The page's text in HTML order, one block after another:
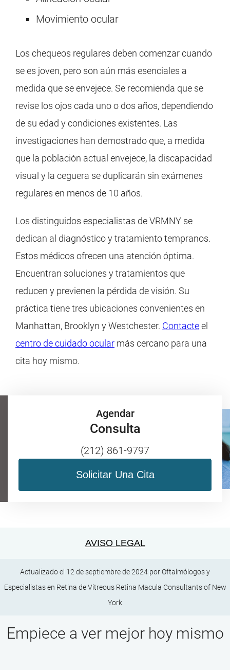
Movimiento ocular
Los chequeos regulares deben comenzar cuando
se es joven, pero son aún más esenciales a
medida que se envejece. Se recomienda que se
revise los ojos cada uno o dos años, dependiendo
de su edad y condiciones existentes. Las
investigaciones han demostrado que, a medida
que la población actual envejece, la discapacidad
visual y la ceguera se duplicarán sin exámenes
regulares en menos de 10 años.
Los distinguidos especialistas de VRMNY se
dedican al diagnóstico y tratamiento tempranos.
Estos médicos ofrecen una atención óptima.
Encuentran soluciones y tratamientos que
reducen y previenen la pérdida de visión. Su
práctica tiene tres ubicaciones convenientes en
Manhattan, Brooklyn y Westchester. Contacteel
centro de cuidado ocular más cercano para una
cita hoy mismo.
Agendar
Consulta
(212) 861-9797
Solicitar Una Cita
AVISO LEGAL
Actualizado el 12 de septiembre de 2024 porOftalmólogos y
Especialistas en Retina deVitreous Retina Macula Consultants of New
York
Empiece a ver mejor hoy mismo